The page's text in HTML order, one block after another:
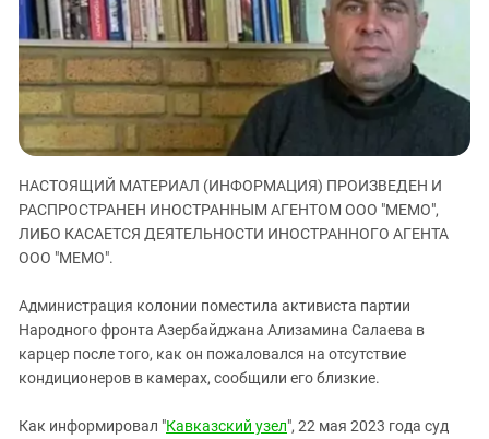
ЗАСТАВЛЯЕТ
КАВКАЗ ЗА ПАЛЕСТИНУ
ИНАКОМЫСЛИЕ В ЧЕЧНЕ
ПРЕСЛЕДОВАНИЕ АКТИВИСТОВ
МОБИЛИЗАЦИЯ И ПРОТЕСТЫ
Дагестан
Ингушетия
Кабардино-Балкария
Калмыкия
Карачаево-Черкесия
Краснодарский край
Российская Федерация
Северная Осетия - Алания
СКФО
Ставропольский край
Чечня
НАСТОЯЩИЙ МАТЕРИАЛ (ИНФОРМАЦИЯ) ПРОИЗВЕДЕН И
РАСПРОСТРАНЕН ИНОСТРАННЫМ АГЕНТОМ ООО "МЕМО",
ЛИБО КАСАЕТСЯ ДЕЯТЕЛЬНОСТИ ИНОСТРАННОГО АГЕНТА
ООО "МЕМО".
Администрация колонии поместила активиста партии
Народного фронта Азербайджана Ализамина Салаева в
карцер после того, как он пожаловался на отсутствие
кондиционеров в камерах, сообщили его близкие.
Как информировал "Кавказский узел", 22 мая 2023 года суд